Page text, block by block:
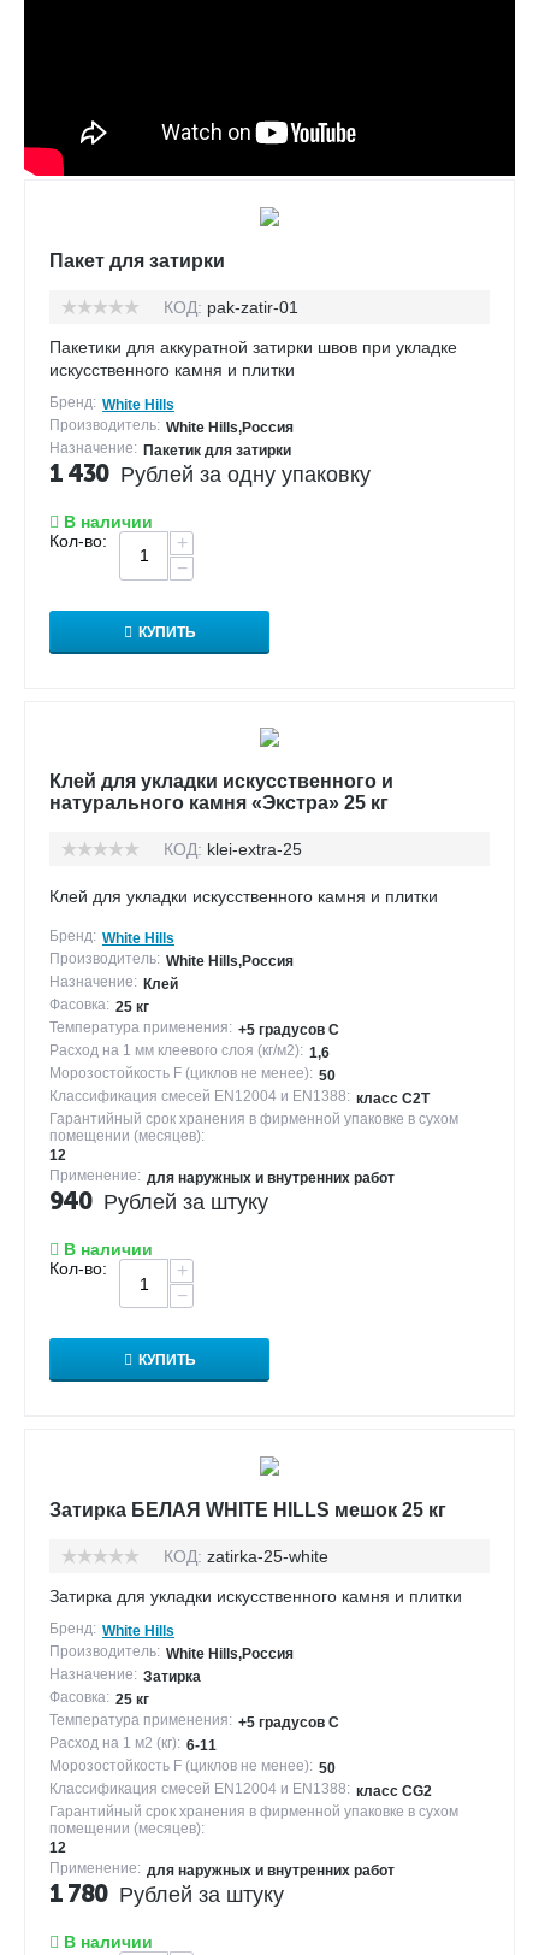
Пакет для затирки
КОД: pak-zatir-01
Пакетики для аккуратной затирки швов при укладке
искусственного камня и плитки
Бренд: White Hills
Производитель: White Hills,Россия
Назначение: Пакетик для затирки
1 430 Рублей за одну упаковку
В наличии
Кол-во:
+
−
КУПИТЬ
Клей для укладки искусственного и
натурального камня «Экстра» 25 кг
КОД: klei-extra-25
Клей для укладки искусственного камня и плитки
Бренд: White Hills
Производитель: White Hills,Россия
Назначение: Клей
Фасовка: 25 кг
Температура применения: +5 градусов С
Расход на 1 мм клеевого слоя (кг/м2): 1,6
Морозостойкость F (циклов не менее): 50
Классификация смесей EN12004 и EN1388: класс С2Т
Гарантийный срок хранения в фирменной упаковке в сухом
помещении (месяцев):
12
Применение: для наружных и внутренних работ
940 Рублей за штуку
В наличии
Кол-во:
+
−
КУПИТЬ
Затирка БЕЛАЯ WHITE HILLS мешок 25 кг
КОД: zatirka-25-white
Затирка для укладки искусственного камня и плитки
Бренд: White Hills
Производитель: White Hills,Россия
Назначение: Затирка
Фасовка: 25 кг
Температура применения: +5 градусов С
Расход на 1 м2 (кг): 6-11
Морозостойкость F (циклов не менее): 50
Классификация смесей EN12004 и EN1388: класс CG2
Гарантийный срок хранения в фирменной упаковке в сухом
помещении (месяцев):
12
Применение: для наружных и внутренних работ
1 780 Рублей за штуку
В наличии